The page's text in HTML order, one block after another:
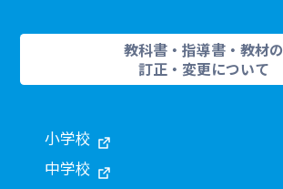
教科書・指導書・教材の
訂正・変更について
小学校
中学校